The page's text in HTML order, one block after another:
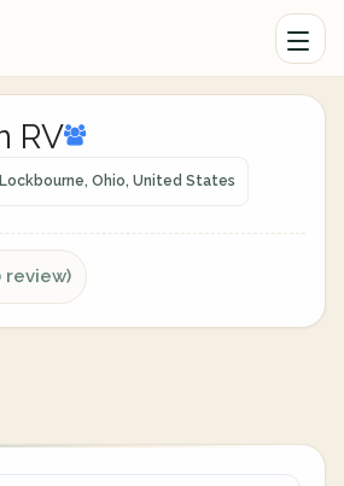
RV
Ohio, United States
review)